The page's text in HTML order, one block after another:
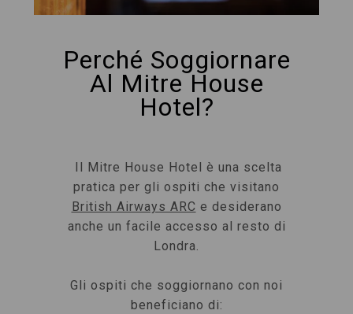
Perché Soggiornare
Al Mitre House
Hotel?
Il Mitre House Hotel è una scelta
pratica per gli ospiti che visitano
British Airways ARC e desiderano
anche un facile accesso al resto di
Londra.
Gli ospiti che soggiornano con noi
beneficiano di: